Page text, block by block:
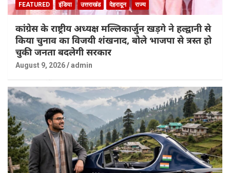
FEATURED इंडिया उत्तराखंड देहरादून राज्य
कांग्रेस के राष्ट्रीय अध्यक्ष मल्लिकार्जुन खड़गे ने हल्द्वानी से
किया चुनाव का विजयी शंखनाद, बोले भाजपा से त्रस्त हो
चुकी जनता बदलेगी सरकार
August 9, 2026 admin